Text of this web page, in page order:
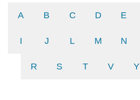
A B C D E
I J L M N
R S T V Y